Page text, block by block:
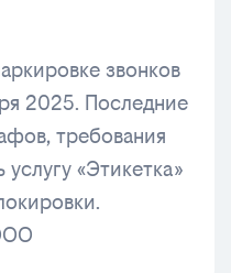
звонков
2025. Последние
требования
«Этикетка»